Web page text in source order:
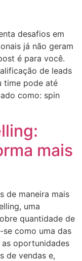
desafios em
já não geram
é para você.
de leads
time pode até
como: spin
mais
de maneira mais
uma
quantidade de
se como uma das
oportunidades
de vendas e,